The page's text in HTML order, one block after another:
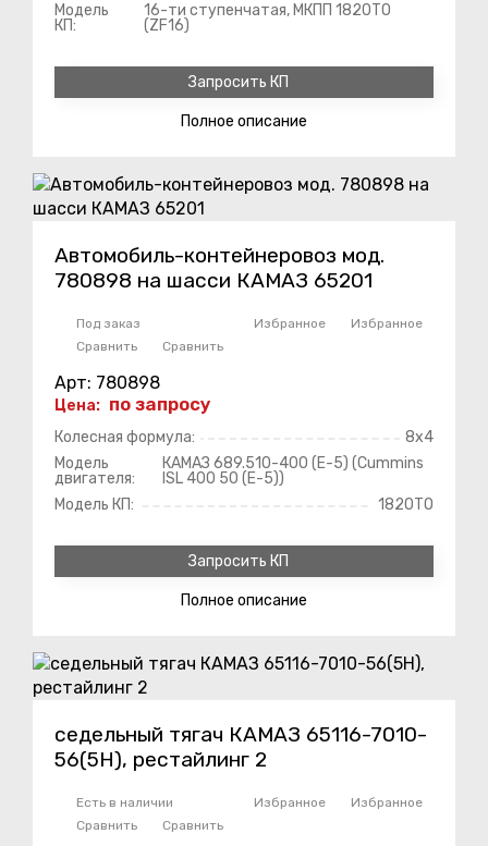
Модель
КП:
16-ти ступенчатая, МКПП 1820ТО
(ZF16)
Запросить КП
Полное описание
Автомобиль-контейнеровоз мод.
780898 на шасси КАМАЗ 65201
Под заказ Избранное
Избранное
Сравнить
Сравнить
Арт: 780898
Цена: по запросу
Колесная формула:
8х4
Модель
двигателя:
КАМАЗ 689.510-400 (Е-5) (Cummins
ISL 400 50 (Е-5))
Модель КП:
1820TO
Запросить КП
Полное описание
седельный тягач КАМАЗ 65116-7010-
56(5Н), рестайлинг 2
Есть в наличии Избранное
Избранное
Сравнить
Сравнить